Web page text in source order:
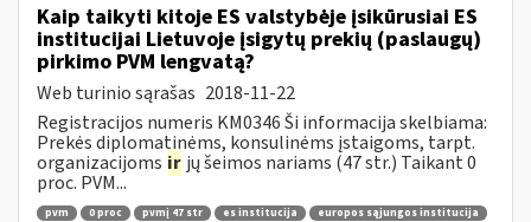
Kaip taikyti kitoje ES valstybėje įsikūrusiai ES
institucijai Lietuvoje įsigytų prekių (paslaugų)
pirkimo PVM lengvatą?
Web turinio sąrašas 2018-11-22
Registracijos numeris KM0346 Ši informacija skelbiama:
Prekės diplomatinėms, konsulinėms įstaigoms, tarpt.
organizacijoms ir jų šeimos nariams (47 str.) Taikant 0
proc. PVM...
pvm 0 proc pvmį 47 str es institucija europos sąjungos institucija